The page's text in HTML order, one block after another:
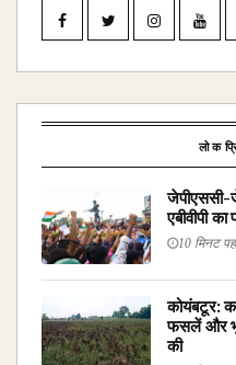
जेपीएससी-
एबीवीपी
10 मिनट
कोयंबटूर:
फसलें और
की